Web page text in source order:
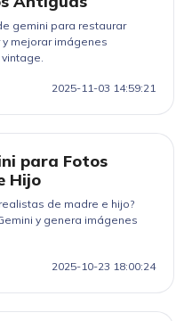
gemini para restaurar
mejorar imágenes
2025-11-03 14:59:21
para Fotos
Hijo
de madre e hijo?
y genera imágenes
2025-10-23 18:00:24